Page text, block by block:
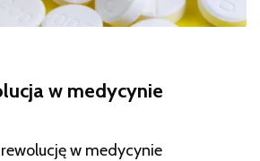
w medycynie
w medycynie